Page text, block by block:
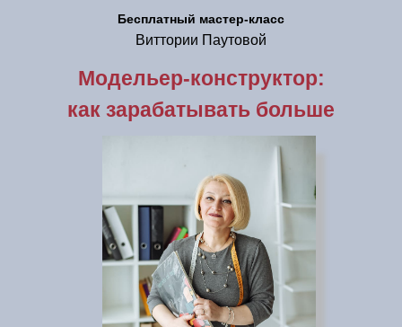
Модельер-конструктор:
как зарабатывать больше
Виттории Паутовой
Бесплатный мастер-класс